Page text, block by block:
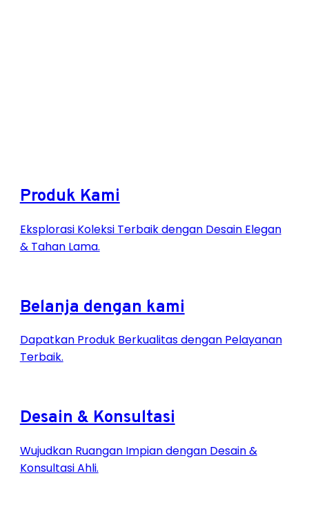
Produk Kami
Eksplorasi Koleksi Terbaik dengan Desain Elegan
& Tahan Lama.
Belanja dengan kami
Dapatkan Produk Berkualitas dengan Pelayanan
Terbaik.
Desain & Konsultasi
Wujudkan Ruangan Impian dengan Desain &
Konsultasi Ahli.